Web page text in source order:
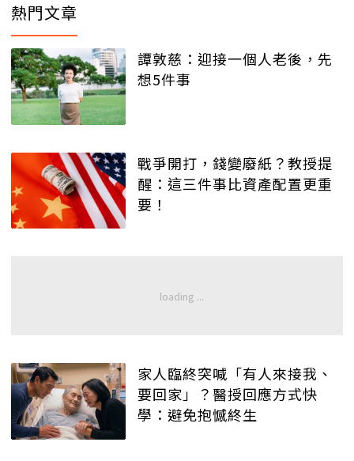
熱門文章
譚敦慈：迎接一個人老後，先
想5件事
戰爭開打，錢變廢紙？教授提
醒：這三件事比資產配置更重
要！
家人臨終突喊「有人來接我、
要回家」？醫授回應方式快
學：避免抱憾終生